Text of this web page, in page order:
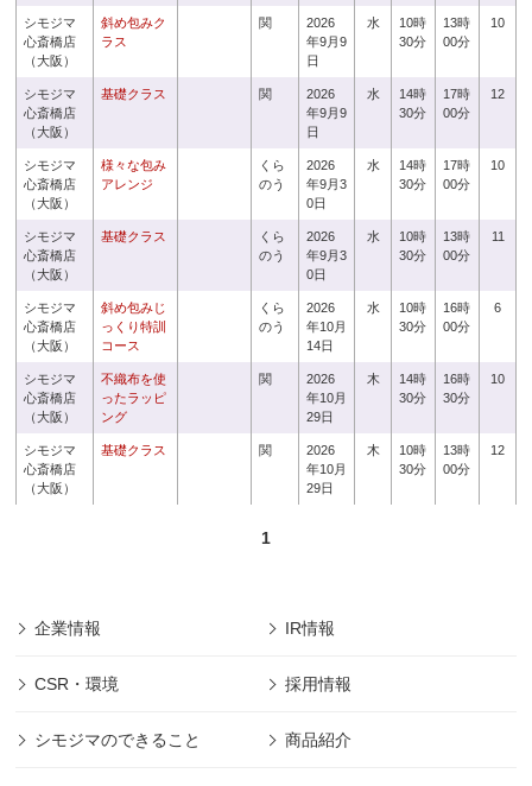
シモジマ
心斎橋店
（大阪）
斜め包みク
ラス
関
2026
年9月9
日
水
10時
30分
13時
00分
10
シモジマ
心斎橋店
（大阪）
基礎クラス 関
2026
年9月9
日
水
14時
30分
17時
00分
12
シモジマ
心斎橋店
（大阪）
様々な包み
アレンジ
くら
のう
2026
年9月3
0日
水
14時
30分
17時
00分
10
シモジマ
心斎橋店
（大阪）
基礎クラス
くら
のう
2026
年9月3
0日
水
10時
30分
13時
00分
11
シモジマ
心斎橋店
（大阪）
斜め包みじ
っくり特訓
コース
くら
のう
2026
年10月
14日
水
10時
30分
16時
00分
6
シモジマ
心斎橋店
（大阪）
不織布を使
ったラッピ
ング
関
2026
年10月
29日
木
14時
30分
16時
30分
10
シモジマ
心斎橋店
（大阪）
基礎クラス 関
2026
年10月
29日
木
10時
30分
13時
00分
12
1
企業情報 IR情報
CSR・環境 採用情報
シモジマのできること 商品紹介